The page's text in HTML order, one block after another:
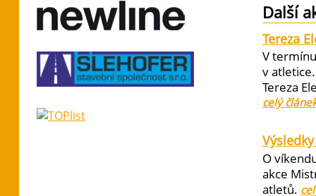
Další
Tereza
V
v
Tereza
celý
O
akce
atletů.